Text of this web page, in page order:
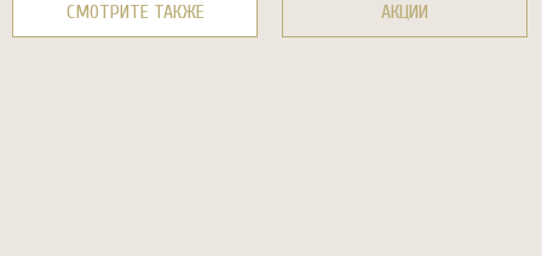
СМОТРИТЕ ТАКЖЕ АКЦИИ